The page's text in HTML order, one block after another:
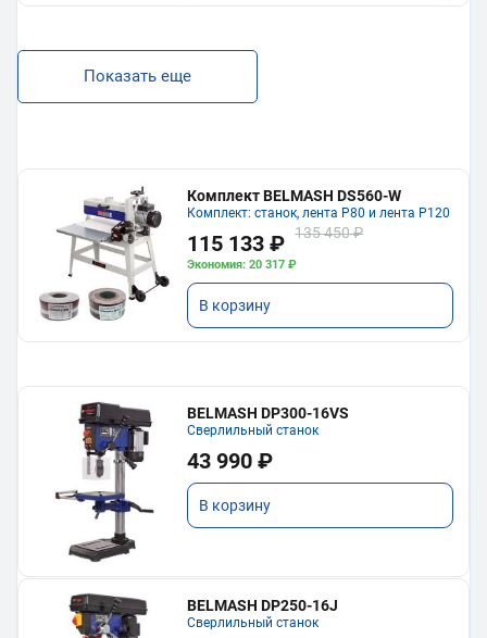
Показать еще
Комплект BELMASH DS560-W
Комплект: станок, лента P80 и лента P120
115 133 ₽ 135 450 ₽
Экономия: 20 317 ₽
В корзину
BELMASH DP300-16VS
Сверлильный станок
43 990 ₽
В корзину
BELMASH DP250-16J
Сверлильный станок